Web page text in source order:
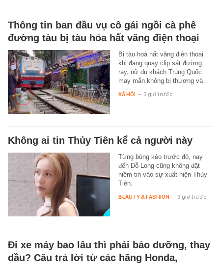
Thông tin ban đầu vụ cô gái ngồi cà phê
đường tàu bị tàu hỏa hất văng điện thoại
Bị tàu hoả hất văng điện thoại
khi đang quay clip sát đường
ray, nữ du khách Trung Quốc
may mắn không bị thương và…
XÃ HỘI - 3 giờ trước
Không ai tin Thủy Tiên kể cả người này
Từng bùng kèo trước đó, nay
đến Đỗ Long cũng không đặt
niềm tin vào sự xuất hiện Thủy
Tiên.
BEAUTY & FASHION - 3 giờ trước
Đi xe máy bao lâu thì phải bảo dưỡng, thay
dầu? Câu trả lời từ các hãng Honda,